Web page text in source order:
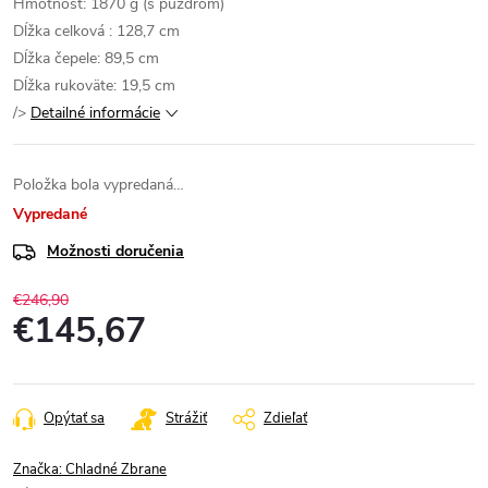
Dĺžka celková : 128,7 cm
Dĺžka čepele: 89,5 cm
Dĺžka rukoväte: 19,5 cm
/> Detailné informácie
Položka bola vypredaná…
Vypredané
Možnosti doručenia
€246,90
€145,67
cena:
Opýtať sa Strážiť Zdieľať
Značka:Chladné Zbrane